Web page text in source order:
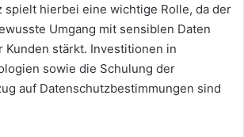
spielt hierbei eine wichtige Rolle, da der
Umgang mit sensiblen Daten
Kunden stärkt. Investitionen in
sowie die Schulung der
auf Datenschutzbestimmungen sind